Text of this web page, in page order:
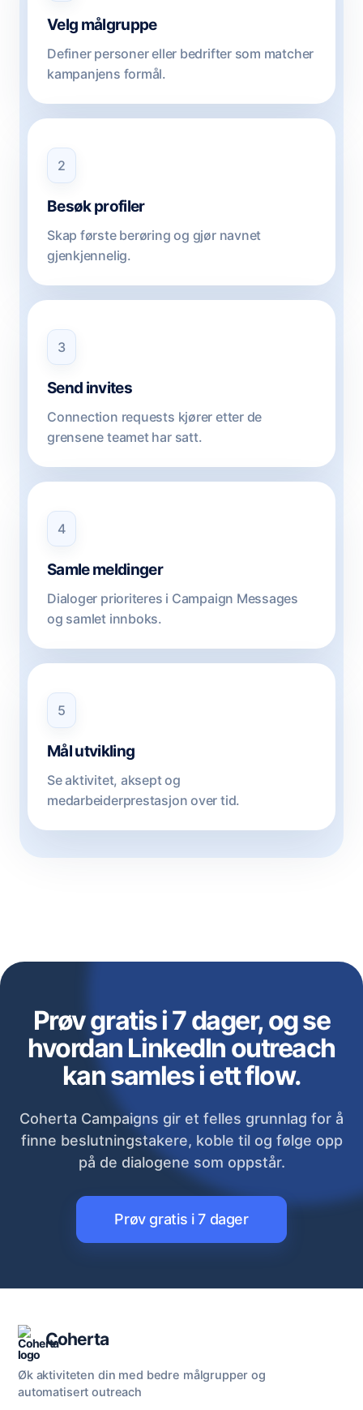
Velg målgruppe
Definer personer eller bedrifter som matcher
kampanjens formål.
2
Besøk profiler
Skap første berøring og gjør navnet
gjenkjennelig.
3
Send invites
Connection requests kjører etter de
grensene teamet har satt.
4
Samle meldinger
Dialoger prioriteres i Campaign Messages
og samlet innboks.
5
Mål utvikling
Se aktivitet, aksept og
medarbeiderprestasjon over tid.
Prøv gratis i 7 dager, og se
hvordan LinkedIn outreach
kan samles i ett flow.
Coherta Campaigns gir et felles grunnlag for å
finne beslutningstakere, koble til og følge opp
på de dialogene som oppstår.
Prøv gratis i 7 dager
Coherta
Øk aktiviteten din med bedre målgrupper og
automatisert outreach